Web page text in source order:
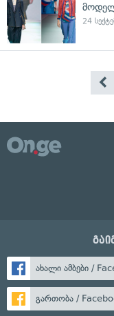
24
ახალი ამბები /
გართობა /